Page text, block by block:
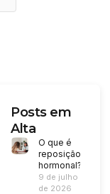
Posts em
Alta
O que é
reposição
hormonal?
9 de julho
de 2026